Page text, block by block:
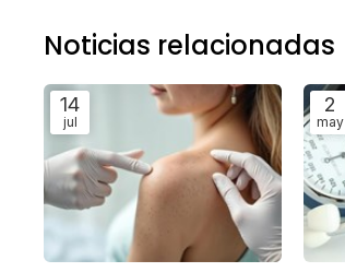
Noticias relacionadas
14
jul
2
may